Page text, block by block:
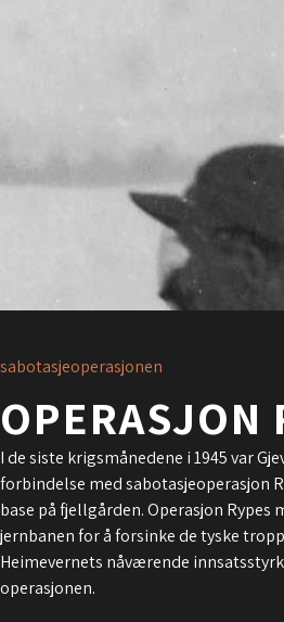
sabotasjeoperasjonen
OPERASJON
I de siste krigsmånedene i 1945 var
forbindelse med sabotasjeoperasjon
base på fjellgården. Operasjon Rypes
jernbanen for å forsinke de tyske
Heimevernets nåværende
operasjonen.